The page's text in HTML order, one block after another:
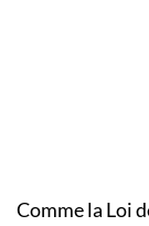
Comme la Loi